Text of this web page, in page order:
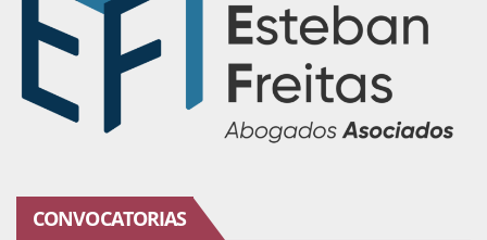
CONVOCATORIAS